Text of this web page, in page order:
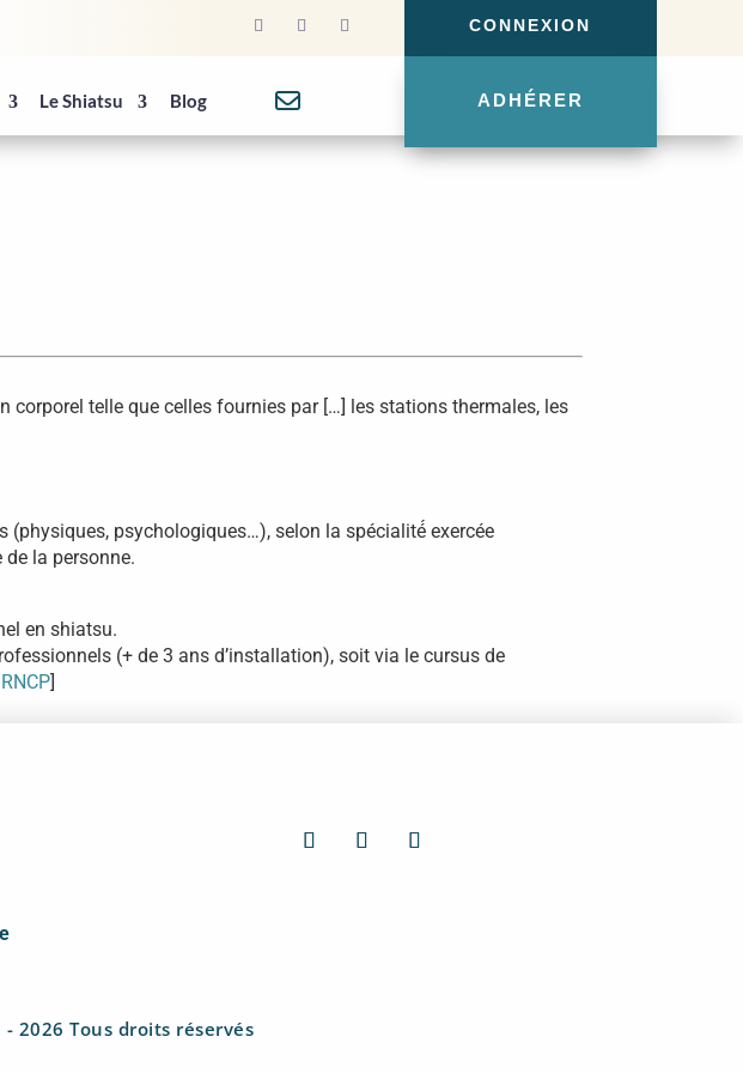
CONNEXION
Le Shiatsu Blog ADHÉRER
corporel telle que celles fournies par […] les stations thermales, les
(physiques, psychologiques…), selon la spécialité́ exercée
la personne.
en shiatsu.
(+ de 3 ans d’installation), soit via le cursus de
RNCP]
2026 Tous droits réservés